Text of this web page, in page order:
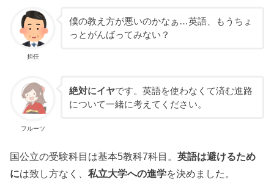
担任
僕の教え方が悪いのかなぁ…英語、もうちょ
っとがんばってみない？
フルーツ
絶対にイヤです。英語を使わなくて済む進路
について一緒に考えてください。
国公立の受験科目は基本5教科7科目。英語は避けるため
には致し方なく、私立大学への進学を決めました。